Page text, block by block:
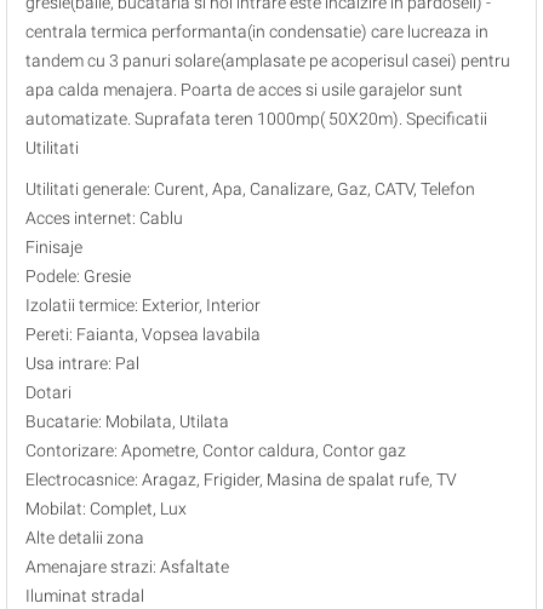
centrala termica performanta(in condensatie) care lucreaza in
tandem cu 3 panuri solare(amplasate pe acoperisul casei) pentru
apa calda menajera. Poarta de acces si usile garajelor sunt
automatizate. Suprafata teren 1000mp( 50X20m). Specificatii
Utilitati
Utilitati generale: Curent, Apa, Canalizare, Gaz, CATV, Telefon
Acces internet: Cablu
Finisaje
Podele: Gresie
Izolatii termice: Exterior, Interior
Pereti: Faianta, Vopsea lavabila
Usa intrare: Pal
Dotari
Bucatarie: Mobilata, Utilata
Contorizare: Apometre, Contor caldura, Contor gaz
Electrocasnice: Aragaz, Frigider, Masina de spalat rufe, TV
Mobilat: Complet, Lux
Alte detalii zona
Amenajare strazi: Asfaltate
Iluminat stradal